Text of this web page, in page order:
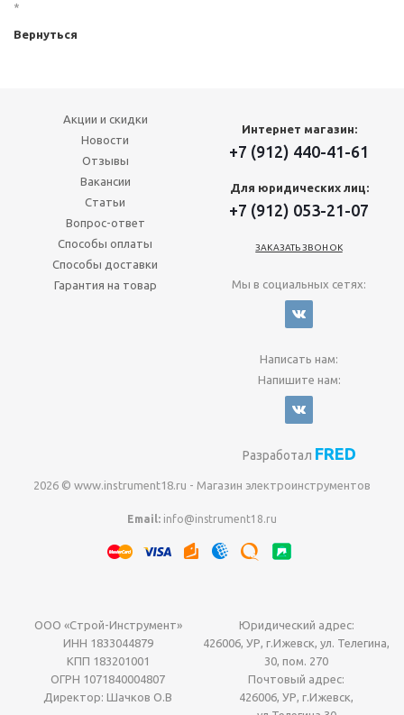
*
Вернуться
Акции и скидки
Новости
Отзывы
Вакансии
Статьи
Вопрос-ответ
Способы оплаты
Способы доставки
Гарантия на товар
Интернет магазин:
+7 (912) 440-41-61
Для юридических лиц:
+7 (912) 053-21-07
ЗАКАЗАТЬ ЗВОНОК
Мы в социальных сетях:
Написать нам:
Напишите нам:
Разработал FRED
2026 © www.instrument18.ru - Магазин электроинструментов
Email: info@instrument18.ru
ООО «Строй-Инструмент»
ИНН 1833044879
КПП 183201001
ОГРН 1071840004807
Директор: Шачков О.В
Юридический адрес:
426006, УР, г.Ижевск, ул. Телегина,
30, пом. 270
Почтовый адрес:
426006, УР, г.Ижевск,